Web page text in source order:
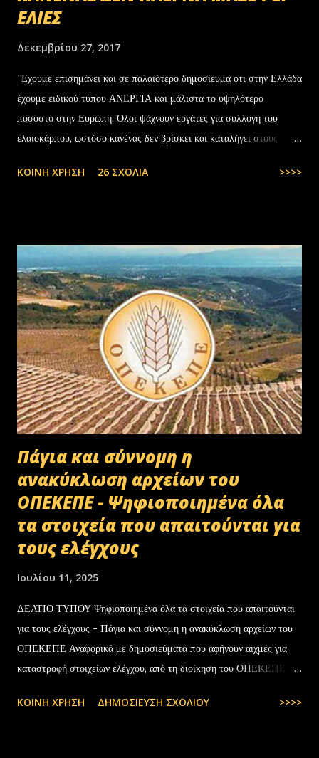
ΕΛΙΕΣ
Δεκεμβρίου 27, 2017
΄Έχουμε επισημάνει και σε παλαιότερο δημοσίευμα ότι στην Ελλάδα
έχουμε ειδικού τύπου ΑΝΕΡΓΙΑ και μάλιστα το υψηλότερο
ποσοστό στην Ευρώπη. Όλοι ψάχνουν εργάτες για συλλογή του
ελαιοκάρπου, ωστόσο κανένας δεν βρίσκει και καταλήγει στους
στην Ελλάδα, πάλι δεν μας φτάνουν. Στην Ελλάδα του 1.000.000
ΚΟΙΝΉ ΧΡΉΣΗ 26 ΣΧΌΛΙΑ >>>>
Πάγια και σύννομη η
ανακύκλωση αρχείων του
ΟΠΕΚΕΠΕ - Ψηφιοποιημένα όλα
τα στοιχεία που απαιτούνται για
τους ελέγχους
Ιουλίου 11, 2025
ΔΕΛΤΙΟ ΤΥΠΟΥ Ψηφιοποιημένα όλα τα στοιχεία που απαιτούνται
για τους ελέγχους - Πάγια και σύννομη η ανακύκλωση αρχείων του
ΟΠΕΚΕΠΕ Αναφορικά με δημοσιεύματα που αφήνουν αιχμές για
καταστροφή στοιχείων ελέγχου, από τη διοίκηση του ΟΠΕΚΕΠΕ
εστάλη προς ανακύκλωση στις 10-07-2025 στην Θεσσαλονίκη,
ΚΟΙΝΉ ΧΡΉΣΗ ΔΗΜΟΣΊΕΥΣΗ ΣΧΟΛΊΟΥ >>>>